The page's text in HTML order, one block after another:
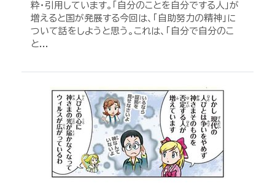
粋・引用しています。「自分のことを自分でする人」が
増えると国が発展する今回は、「自助努力の精神」に
ついて話をしようと思う。これは、「自分で自分のこ
と...